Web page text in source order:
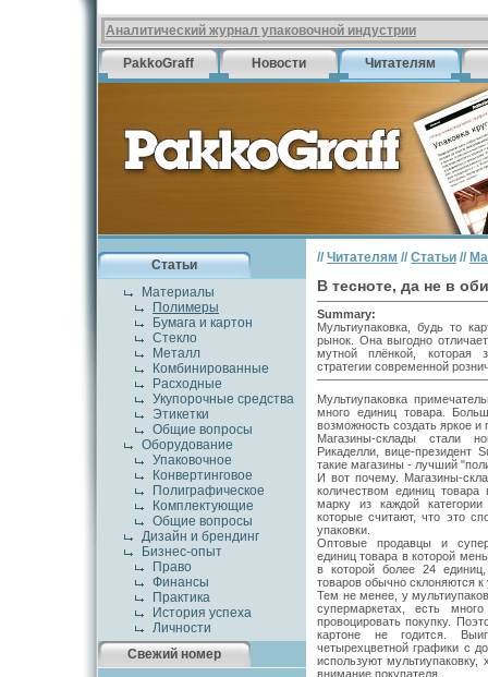
Аналитический журнал упаковочной индустрии
PakkoGraff Новости Читателям
Статьи
Материалы
Полимеры
Бумага и картон
Стекло
Металл
Комбинированные
Расходные
Укупорочные средства
Этикетки
Общие вопросы
Оборудование
Упаковочное
Конвертинговое
Полиграфическое
Комплектующие
Общие вопросы
Дизайн и брендинг
Бизнес-опыт
Право
Финансы
Практика
История успеха
Личности
Свежий номер
// Читателям // Статьи //
В тесноте, да не в
Summary:
Мультиупаковка, будь то
рынок. Она выгодно
мутной плёнкой, которая
стратегии современной
Мультиупаковка
много единиц товара.
возможность создать яркое
Магазины-склады стали
Рикаделли, вице-президент
такие магазины - лучший
И вот почему. Магазины-
количеством единиц
марку из каждой категории
которые считают, что это
упаковки.
Оптовые продавцы и
единиц товара в которой
в которой более 24
товаров обычно склоняются к
Тем не менее, у
супермаркетах, есть
провоцировать покупку.
картоне не годится.
четырехцветной графики с
используют
внимание покупателя.